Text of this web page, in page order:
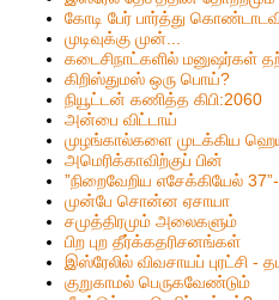
கோடி பேர் பார்த்து
முடிவுக்கு முன்...
கடைசிநாட்களில் மனுஷர்கள்
கிறிஸ்தும‌ஸ் ஒரு பொய்?
நியூட்டன் கணித்த கிபி:2060
அன்பை விட்டாய்
முழங்கால்களை முடக்கிய
அமெரிக்காவிற்குப் பின்
”நிறைவேறிய எசேக்கியேல்
முன்பே சொன்ன ஏசாயா
சமுத்திரமும் அலைகளும்
பிற புற தீர்க்கதரிசனங்கள்
இஸ்ரேலில் விவசாயப் புரட்சி
குறுகாமல் பெருகவேண்டும்